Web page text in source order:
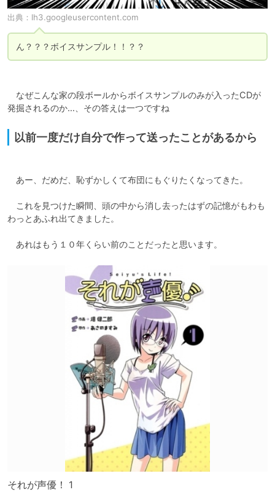
出典： lh3.googleusercontent.com
なぜこんな家の段ボールからボイスサンプルのみが入ったCDが
以前一度だけ自分で作って送ったことがあるから
あー、だめだ、恥ずかしくて布団にもぐりたくなってきた。
これを見つけた瞬間、頭の中から消し去ったはずの記憶がもわも
わっとあふれ出てきました。
それが声優！ 1